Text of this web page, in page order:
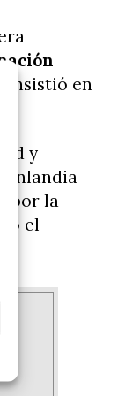
insistió en
y
por la
el